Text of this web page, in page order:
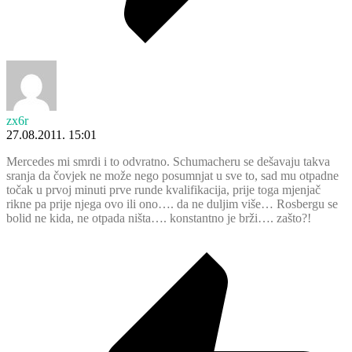
zx6r
27.08.2011. 15:01
Mercedes mi smrdi i to odvratno. Schumacheru se dešavaju takva
sranja da čovjek ne može nego posumnjat u sve to, sad mu otpadne
točak u prvoj minuti prve runde kvalifikacija, prije toga mjenjač
rikne pa prije njega ovo ili ono…. da ne duljim više… Rosbergu se
bolid ne kida, ne otpada ništa…. konstantno je brži…. zašto?!